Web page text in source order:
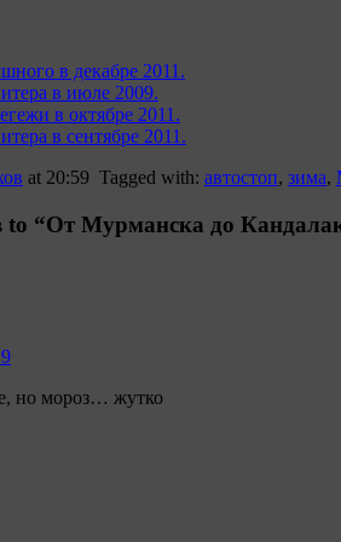
в декабре 2011.
в июле 2009.
в октябре 2011.
в сентябре 2011.
at 20:59 Tagged with: автостоп, зима,
to “От Мурманска до
но мороз… жутко